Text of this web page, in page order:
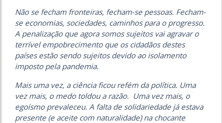
Não se fecham fronteiras, fecham-se pessoas. Fecham-
se economias, sociedades, caminhos para o progresso.
A penalização que agora somos sujeitos vai agravar o
terrível empobrecimento que os cidadãos destes
países estão sendo sujeitos devido ao isolamento
imposto pela pandemia.
Mais uma vez, a ciência ficou refém da política. Uma
vez mais, o medo toldou a razão. Uma vez mais, o
egoísmo prevaleceu. A falta de solidariedade já estava
presente (e aceite com naturalidade) na chocante